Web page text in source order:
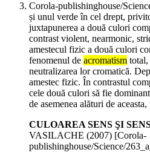
Corola-publishinghouse/
și unul verde în cel drept,
juxtapunerea a două culori
contrast violent, nearmonic,
amestecul fizic a două culori
fenomenul de acromatism
neutralizarea lor cromatică.
amestec fizic. În contrastul
cele două culori să fie
de asemenea alături de
CULOAREA SENS ŞI
VASILACHE (2007) [Corola-
publishinghouse/Science/